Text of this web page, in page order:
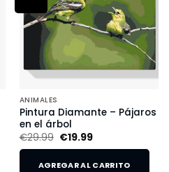
ANIMALES
Pintura Diamante – Pájaros
en el árbol
€29.99 €19.99
AGREGAR AL CARRITO